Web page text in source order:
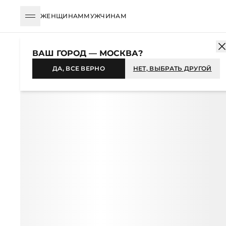
ЖЕНЩИНАММУЖЧИНАМ
ВАШ ГОРОД — МОСКВА?
ДА, ВСЕ ВЕРНО НЕТ, ВЫБРАТЬ ДРУГОЙ